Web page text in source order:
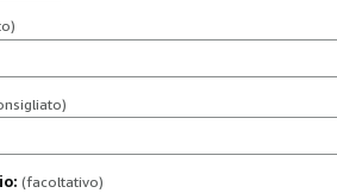
(facoltativo)